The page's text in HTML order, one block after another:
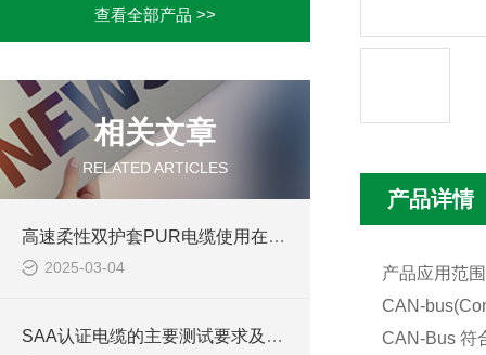
查看全部产品 >>
相关文章
RELATED ARTICLES
高速柔性双护套PUR电缆使用在哪些领域
2025-03-04
SAA认证电缆的主要测试要求及应用领域
产品详情
产品应用范
CAN-
CAN-Bus 符